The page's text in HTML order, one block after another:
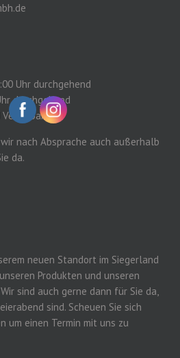
Uhr durchgehend
durchgehend
nach Absprache auch außerhalb
da.
neuen Standort im Siegerland
Produkten und unseren
sind auch gerne dann für Sie da,
sind. Scheuen Sie sich
um einen Termin mit uns zu